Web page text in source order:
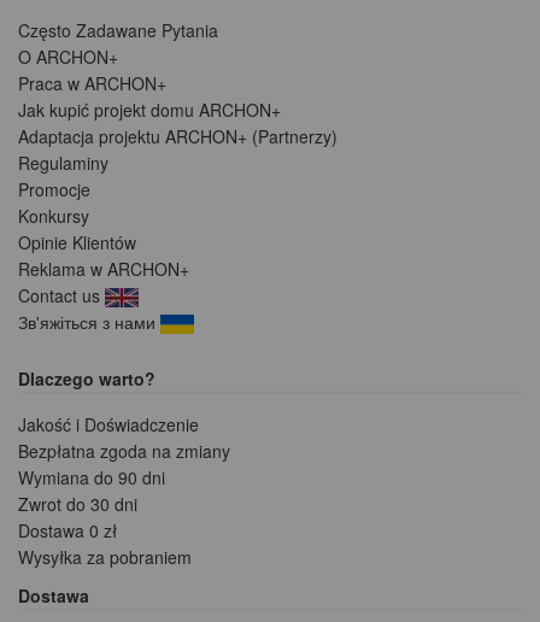
Często Zadawane Pytania
O ARCHON+
Praca w ARCHON+
Jak kupić projekt domu ARCHON+
Adaptacja projektu ARCHON+ (Partnerzy)
Regulaminy
Promocje
Konkursy
Opinie Klientów
Reklama w ARCHON+
Contact us
Зв'яжіться з нами
Dlaczego warto?
Jakość i Doświadczenie
Bezpłatna zgoda na zmiany
Wymiana do 90 dni
Zwrot do 30 dni
Dostawa 0 zł
Wysyłka za pobraniem
Dostawa